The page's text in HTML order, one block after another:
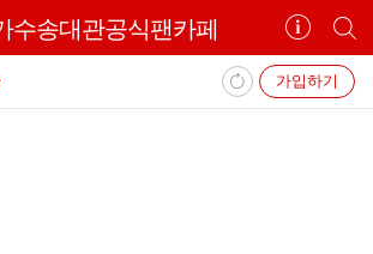
수송대관공식팬카페
카
페
정
보
개
별
카
페
가입하기